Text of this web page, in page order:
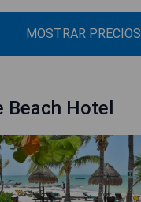
MOSTRAR PRECIOS
Beach Hotel